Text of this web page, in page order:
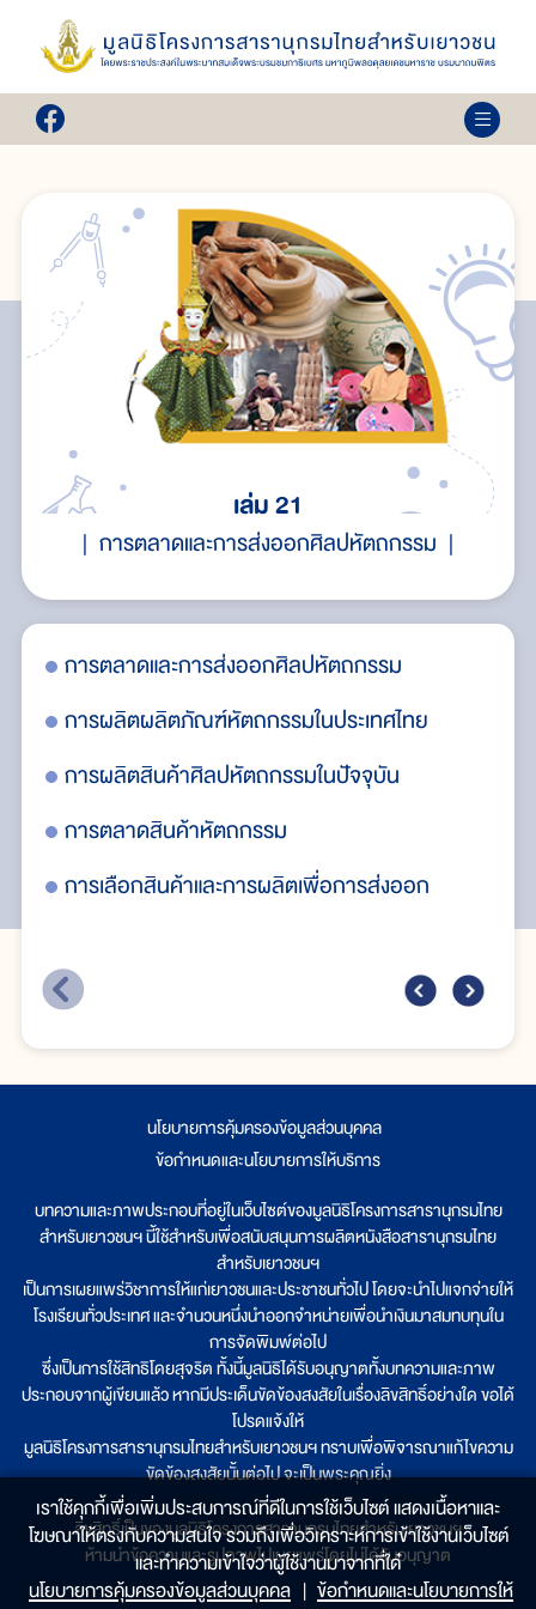
เล่ม 21
การตลาดและการส่งออกศิลปหัตถกรรม
การตลาดและการส่งออกศิลปหัตถกรรม
การผลิตผลิตภัณฑ์หัตถกรรมในประเทศไทย
การผลิตสินค้าศิลปหัตถกรรมในปัจจุบัน
การตลาดสินค้าหัตถกรรม
การเลือกสินค้าและการผลิตเพื่อการส่งออก
นโยบายการคุ้มครองข้อมูลส่วนบุคคล
ข้อกำหนดและนโยบายการให้บริการ
บทความและภาพประกอบที่อยู่ในเว็บไซต์ของมูลนิธิโครงการสารานุกรมไทย
สำหรับเยาวชนฯ นี้ใช้สำหรับเพื่อสนับสนุนการผลิตหนังสือสารานุกรมไทย
สำหรับเยาวชนฯ
เป็นการเผยแพร่วิชาการให้แก่เยาวชนและประชาชนทั่วไป โดยจะนำไปแจกจ่ายให้
โรงเรียนทั่วประเทศ และจำนวนหนึ่งนำออกจำหน่ายเพื่อนำเงินมาสมทบทุนใน
การจัดพิมพ์ต่อไป
ซึ่งเป็นการใช้สิทธิโดยสุจริต ทั้งนี้มูลนิธิได้รับอนุญาตทั้งบทความและภาพ
ประกอบจากผู้เขียนแล้ว หากมีประเด็นขัดข้องสงสัยในเรื่องลิขสิทธิ์อย่างใด ขอได้
โปรดแจ้งให้
มูลนิธิโครงการสารานุกรมไทยสำหรับเยาวชนฯ ทราบเพื่อพิจารณาแก้ไขความ
ขัดข้องสงสัยนั้นต่อไป จะเป็นพระคุณยิ่ง
ลิขสิทธิ์เป็นของมูลนิธิโครงการสารานุกรมไทยสำหรับเยาวชนฯ
ห้ามนำข้อความและรูปภาพไปเผยแพร่โดยไม่ได้รับอนุญาต
เราใช้คุกกี้เพื่อเพิ่มประสบการณ์ที่ดีในการใช้เว็บไซต์ แสดงเนื้อหาและ
โฆษณาให้ตรงกับความสนใจ รวมถึงเพื่อวิเคราะห์การเข้าใช้งานเว็บไซต์
และทำความเข้าใจว่าผู้ใช้งานมาจากที่ใด๋
นโยบายการคุ้มครองข้อมูลส่วนบุคคล | ข้อกำหนดและนโยบายการให้